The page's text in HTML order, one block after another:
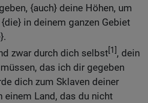
{auch} deine Höhen, um
in deinem ganzen Gebiet
zwar durch dich selbst[1], dein
das ich dir gegeben
dich zum Sklaven deiner
einem Land, das du nicht